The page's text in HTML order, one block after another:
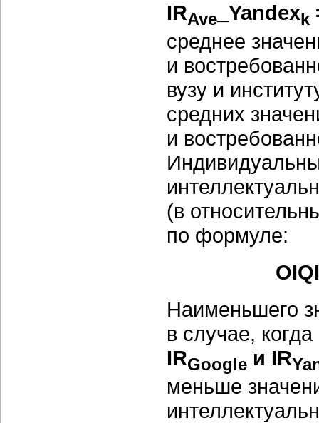
IRAve Yandexk
среднее
и
вузу и
средних
и
(в
по формуле:
OIQI
Наименьшего
в случае,
IRGoogle и IR
меньше